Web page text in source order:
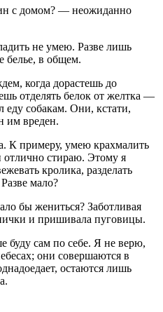
с домом? — неожиданно
не умею. Разве лишь
белье, в общем.
когда дорастешь до
отделять белок от желтка —
еду собакам. Они, кстати,
им вреден.
К примеру, умею крахмалить
отлично стираю. Этому я
кролика, разделать
мало?
бы жениться? Заботливая
и пришивала пуговицы.
сам по себе. Я не верю,
они совершаются в
остаются лишь